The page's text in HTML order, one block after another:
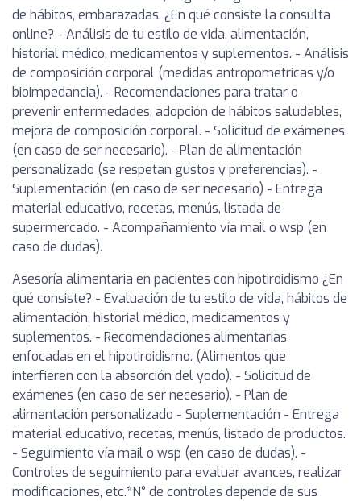
de hábitos, embarazadas. ¿En qué consiste la consulta
online? - Análisis de tu estilo de vida, alimentación,
historial médico, medicamentos y suplementos. - Análisis
de composición corporal (medidas antropometricas y/o
bioimpedancia). - Recomendaciones para tratar o
prevenir enfermedades, adopción de hábitos saludables,
mejora de composición corporal. - Solicitud de exámenes
(en caso de ser necesario). - Plan de alimentación
personalizado (se respetan gustos y preferencias). -
Suplementación (en caso de ser necesario) - Entrega
material educativo, recetas, menús, listada de
supermercado. - Acompañamiento vía mail o wsp (en
caso de dudas).
Asesoría alimentaria en pacientes con hipotiroidismo ¿En
qué consiste? - Evaluación de tu estilo de vida, hábitos de
alimentación, historial médico, medicamentos y
suplementos. - Recomendaciones alimentarias
enfocadas en el hipotiroidismo. (Alimentos que
interfieren con la absorción del yodo). - Solicitud de
exámenes (en caso de ser necesario). - Plan de
alimentación personalizado - Suplementación - Entrega
material educativo, recetas, menús, listado de productos.
- Seguimiento vía mail o wsp (en caso de dudas). -
Controles de seguimiento para evaluar avances, realizar
modificaciones, etc.*N° de controles depende de sus